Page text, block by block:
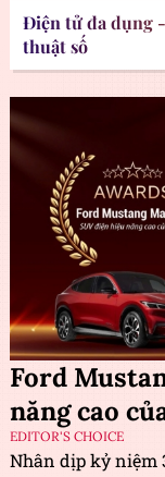
Điện tử đa dụng
thuật số
Ford
năng cao
EDITOR'S CHOICE
Nhân dịp kỷ niệm